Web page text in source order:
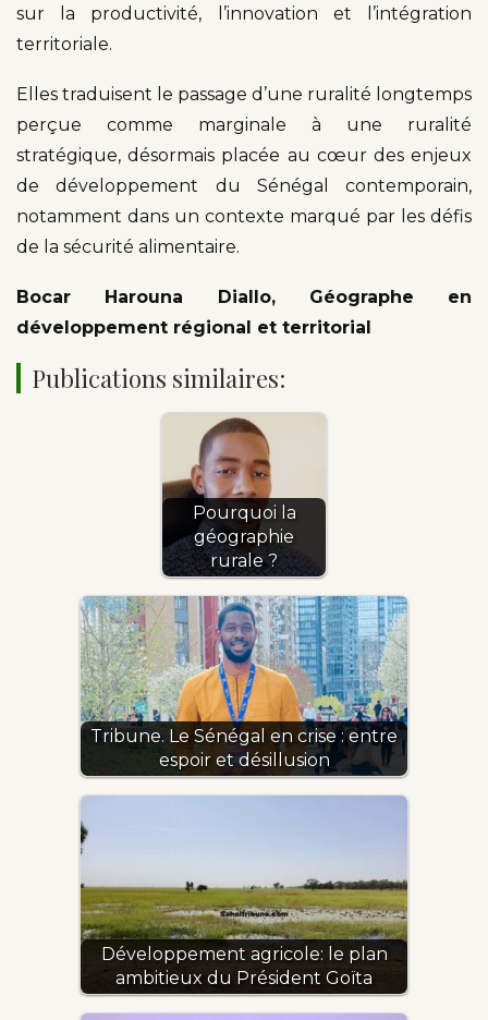
sur la productivité, l’innovation et l’intégration
territoriale.
Elles traduisent le passage d’une ruralité longtemps
perçue comme marginale à une ruralité
stratégique, désormais placée au cœur des enjeux
de développement du Sénégal contemporain,
notamment dans un contexte marqué par les défis
de la sécurité alimentaire.
Bocar Harouna Diallo, Géographe en
développement régional et territorial
Publications similaires:
Pourquoi la
géographie
rurale ?
Tribune. Le Sénégal en crise : entre
espoir et désillusion
Développement agricole: le plan
ambitieux du Président Goïta